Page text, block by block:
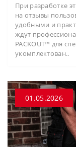
При разработке
на отзывы
удобными и
ждут
PACKOUT™ для
укомплектован..
01.05.2026